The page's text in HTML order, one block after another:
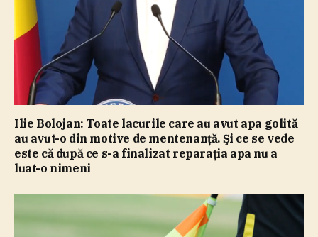
Ilie Bolojan: Toate lacurile care au avut apa golită
au avut-o din motive de mentenanţă. Şi ce se vede
este că după ce s-a finalizat reparaţia apa nu a
luat-o nimeni